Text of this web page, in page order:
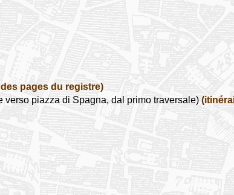
pages du registre)
piazza di Spagna, dal primo traversale)